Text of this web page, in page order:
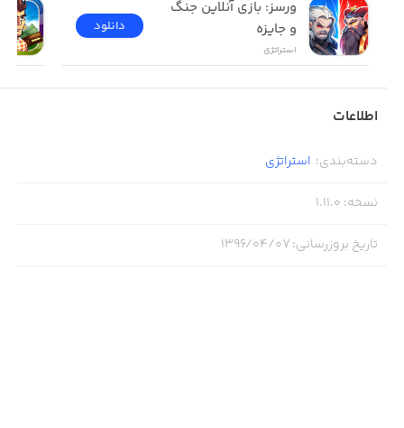
و جایزه
استراتژی
دانلود
اطلاعات
دسته‌بندی: استراتژی
نسخه:
1.11.0
تاریخ بروزرسانی:۱۳۹۶/۰۴/۰۷